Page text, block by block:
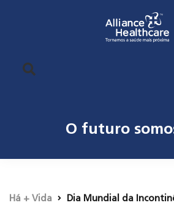
O futuro
Há + Vida Dia Mundial da